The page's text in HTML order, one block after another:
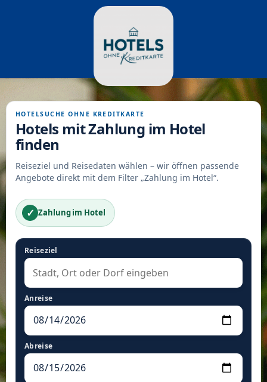
HOTELSUCHE OHNE KREDITKARTE
Hotels mit Zahlung im Hotel
finden
Reiseziel und Reisedaten wählen – wir öffnen passende
Angebote direkt mit dem Filter „Zahlung im Hotel“.
✓ Zahlung im Hotel
Reiseziel
Anreise
Abreise